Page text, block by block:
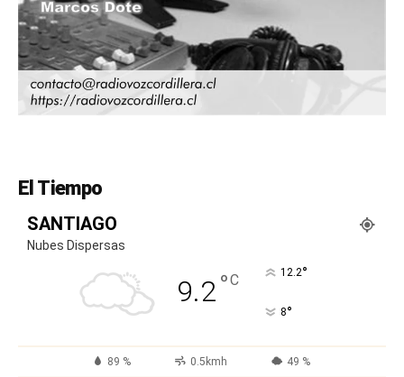
El Tiempo
SANTIAGO
Nubes Dispersas
9.2°C 12.2°
8°
89 % 0.5kmh 49 %